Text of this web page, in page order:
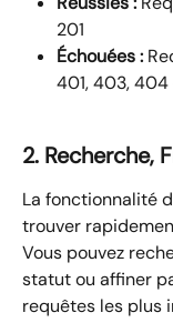
201
Échouées :
401, 403,
2. Recherche,
La fonctionnalité
trouver
Vous pouvez
statut ou affiner
requêtes les plus